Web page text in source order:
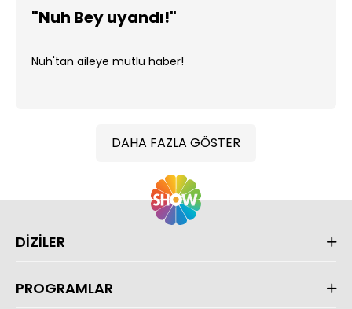
"Nuh Bey uyandı!"
Nuh'tan aileye mutlu haber!
DAHA FAZLA GÖSTER
DİZİLER
PROGRAMLAR